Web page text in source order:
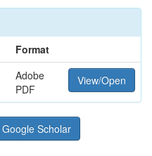
Format
Adobe
PDF
View/Open
Google Scholar